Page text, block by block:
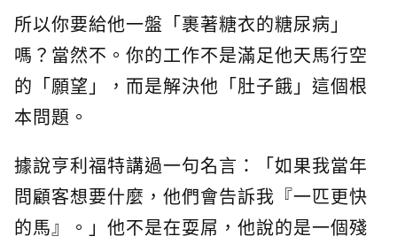
所以你要給他一盤「裹著糖衣的糖尿病」
嗎？當然不。你的工作不是滿足他天馬行空
的「願望」，而是解決他「肚子餓」這個根
本問題。
據說亨利福特講過一句名言：「如果我當年
問顧客想要什麼，他們會告訴我『一匹更快
的馬』。」他不是在耍屌，他說的是一個殘